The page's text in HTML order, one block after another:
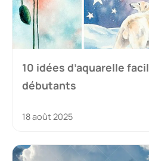
10 idées d’aquarelle
débutants
18 août 2025